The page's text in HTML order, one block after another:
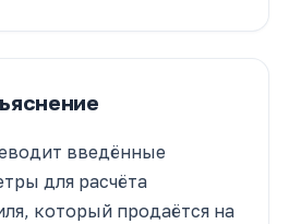
введённые
для расчёта
который продаётся на